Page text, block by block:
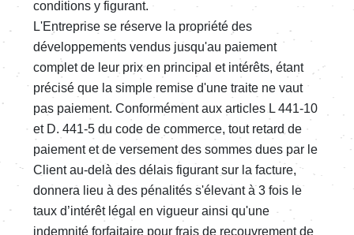
conditions y figurant.
L'Entreprise se réserve la propriété des
développements vendus jusqu'au paiement
complet de leur prix en principal et intérêts, étant
précisé que la simple remise d'une traite ne vaut
pas paiement. Conformément aux articles L 441-10
et D. 441-5 du code de commerce, tout retard de
paiement et de versement des sommes dues par le
Client au-delà des délais figurant sur la facture,
donnera lieu à des pénalités s'élevant à 3 fois le
taux d’intérêt légal en vigueur ainsi qu'une
indemnité forfaitaire pour frais de recouvrement de